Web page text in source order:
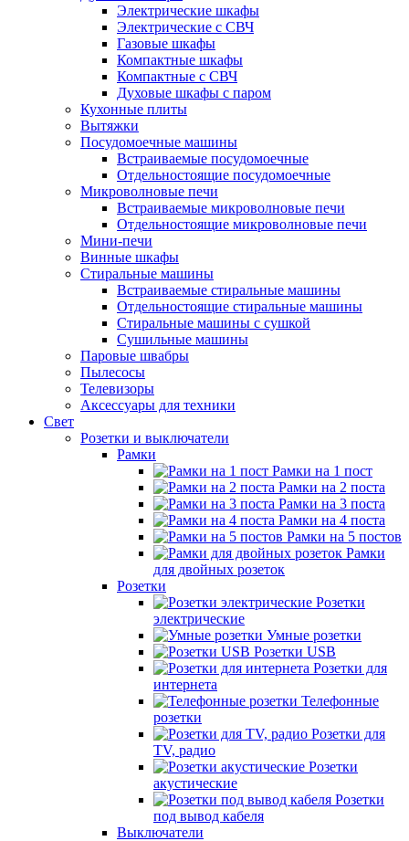
Электрические шкафы
Электрические с СВЧ
Газовые шкафы
Компактные шкафы
Компактные с СВЧ
Духовые шкафы с паром
Кухонные плиты
Вытяжки
Посудомоечные машины
Встраиваемые посудомоечные
Отдельностоящие посудомоечные
Микроволновые печи
Встраиваемые микроволновые печи
Отдельностоящие микроволновые печи
Мини-печи
Винные шкафы
Стиральные машины
Встраиваемые стиральные машины
Отдельностоящие стиральные машины
Стиральные машины с сушкой
Сушильные машины
Паровые швабры
Пылесосы
Телевизоры
Аксессуары для техники
Свет
Розетки и выключатели
Рамки
Рамки на 1 пост
Рамки на 2 поста
Рамки на 3 поста
Рамки на 4 поста
Рамки на 5 постов
Рамки
для двойных розеток
Розетки
Розетки
электрические
Умные розетки
Розетки USB
Розетки для
интернета
Телефонные
розетки
Розетки для
TV, радио
Розетки
акустические
Розетки
под вывод кабеля
Выключатели